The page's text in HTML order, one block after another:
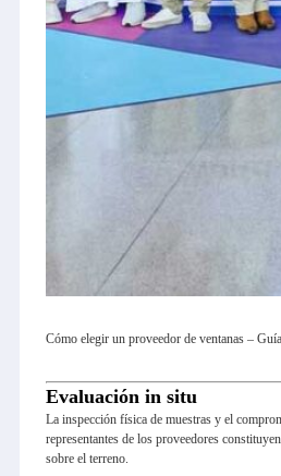
Cómo elegir un proveedor de ventanas –
Evaluación in situ
La inspección física de muestras y el
representantes de los proveedores
sobre el terreno.